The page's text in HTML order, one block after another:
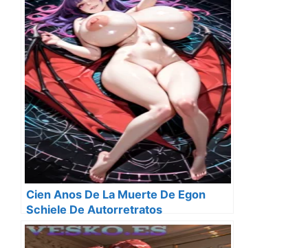
Cien Anos De La Muerte De Egon
Schiele De Autorretratos
Degenerados Y La Angustia De La
Carne